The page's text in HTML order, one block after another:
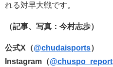
れる対早大戦です。
（記事、写真：今村志歩）
公式X（@chudaisports）
Instagram （@chuspo_report